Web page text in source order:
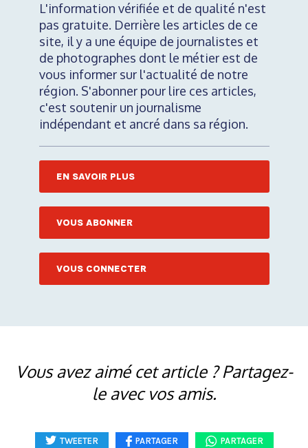
L'information vérifiée et de qualité n'est
pas gratuite. Derrière les articles de ce
site, il y a une équipe de journalistes et
de photographes dont le métier est de
vous informer sur l'actualité de notre
région. S'abonner pour lire ces articles,
c'est soutenir un journalisme
indépendant et ancré dans sa région.
EN SAVOIR PLUS
VOUS ABONNER
VOUS CONNECTER
Vous avez aimé cet article ? Partagez-
le avec vos amis.
TWEETER PARTAGER PARTAGER